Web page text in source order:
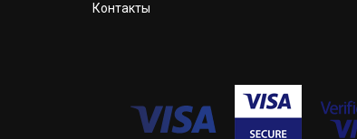
Контакты